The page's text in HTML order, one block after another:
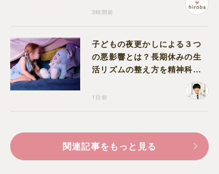
3時間前
子どもの夜更かしによる３つ
の悪影響とは？長期休みの生
活リズムの整え方を精神科医
1日前
関連記事をもっと見る